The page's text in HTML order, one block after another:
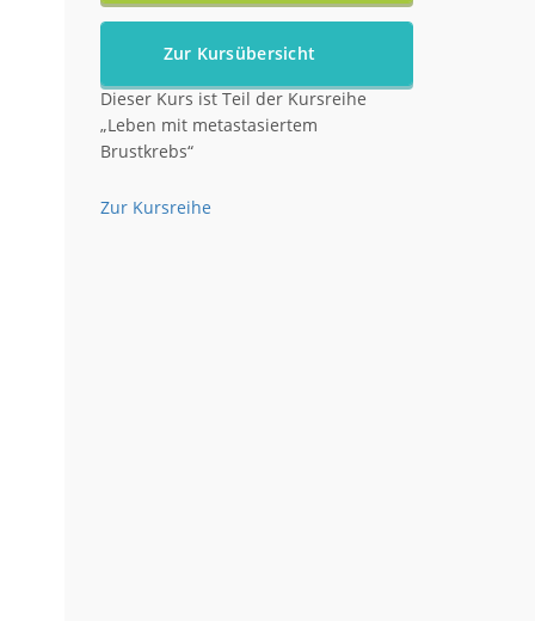
Zur Kursübersicht
Dieser Kurs ist Teil der Kursreihe
„Leben mit metastasiertem
Brustkrebs“
Zur Kursreihe